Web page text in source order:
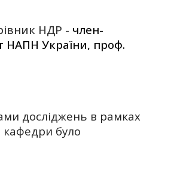
НДР - член-
НАПН України, проф.
досліджень в рамках
було